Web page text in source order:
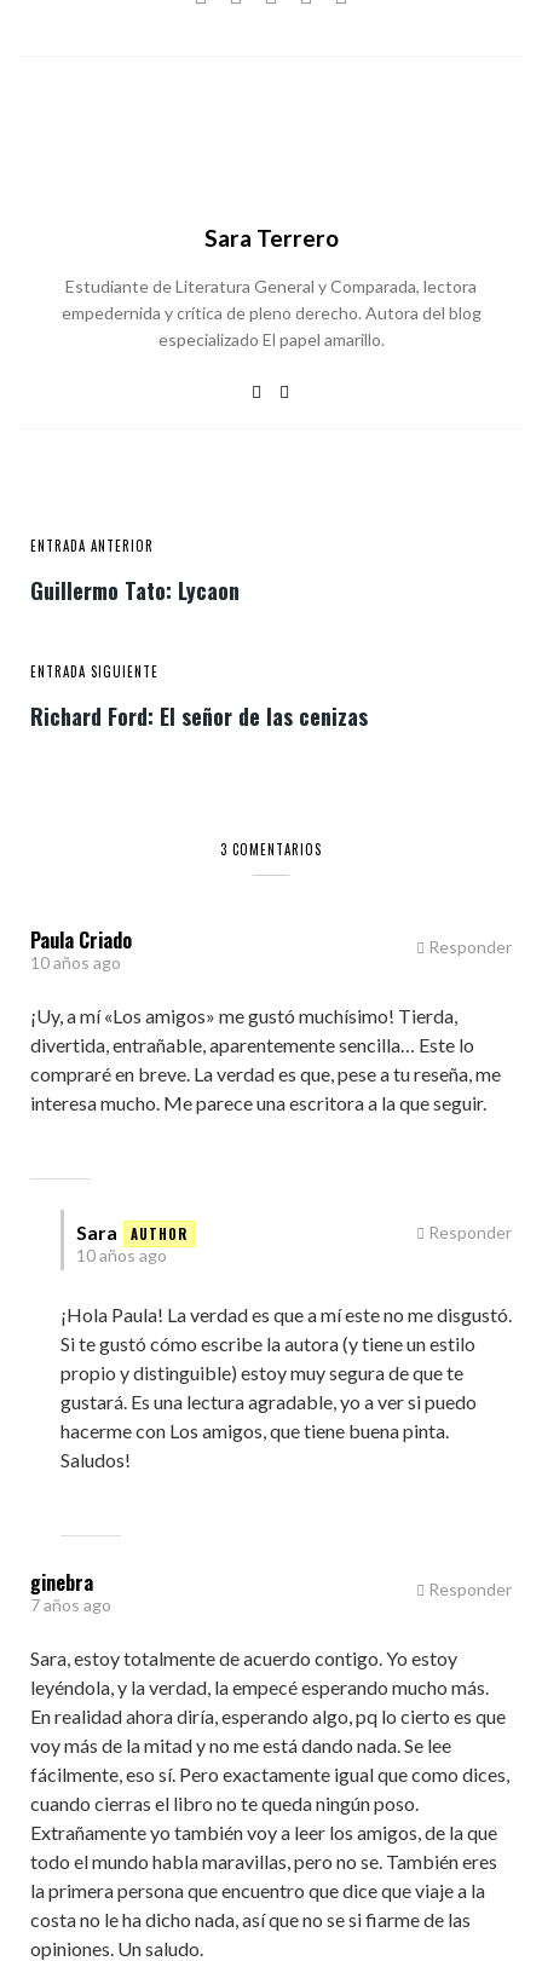
Sara Terrero
Estudiante de Literatura General y Comparada, lectora
empedernida y crítica de pleno derecho. Autora del blog
especializado El papel amarillo.
ENTRADA ANTERIOR
Guillermo Tato: Lycaon
ENTRADA SIGUIENTE
Richard Ford: El señor de las cenizas
3 COMENTARIOS
Paula Criado
10 años ago
¡Uy, a mí «Los amigos» me gustó muchísimo! Tierda,
divertida, entrañable, aparentemente sencilla… Este lo
compraré en breve. La verdad es que, pese a tu reseña, me
interesa mucho. Me parece una escritora a la que seguir.
Responder
Sara
10 años ago
¡Hola Paula! La verdad es que a mí este no me disgustó.
Si te gustó cómo escribe la autora (y tiene un estilo
propio y distinguible) estoy muy segura de que te
gustará. Es una lectura agradable, yo a ver si puedo
hacerme con Los amigos, que tiene buena pinta.
Saludos!
Responder
ginebra
7 años ago
Sara, estoy totalmente de acuerdo contigo. Yo estoy
leyéndola, y la verdad, la empecé esperando mucho más.
En realidad ahora diría, esperando algo, pq lo cierto es que
voy más de la mitad y no me está dando nada. Se lee
fácilmente, eso sí. Pero exactamente igual que como dices,
cuando cierras el libro no te queda ningún poso.
Extrañamente yo también voy a leer los amigos, de la que
todo el mundo habla maravillas, pero no se. También eres
la primera persona que encuentro que dice que viaje a la
costa no le ha dicho nada, así que no se si fiarme de las
opiniones. Un saludo.
Responder